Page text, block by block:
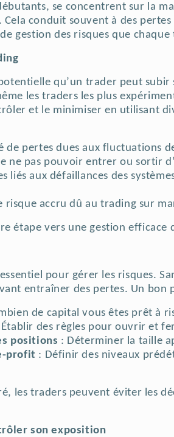
se concentrent sur la
conduit souvent à des
gestion des risques que
qu’un trader peut subir
les traders les plus
et le minimiser en utilisant
de pertes dues aux fluctuations
ne pas pouvoir entrer ou sortir
liés aux défaillances des
risque accru dû au trading sur
étape vers une gestion efficace
pour gérer les risques.
entraîner des pertes. Un bon
de capital vous êtes prêt à
Établir des règles pour ouvrir et
positions : Déterminer la taille
profit : Définir des niveaux
les traders peuvent éviter les
son exposition